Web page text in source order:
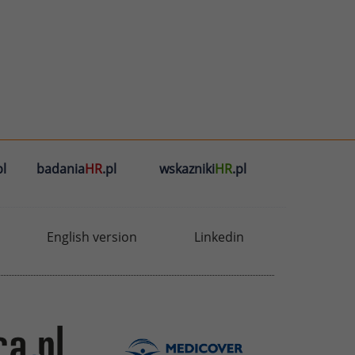
badaniaHR.pl wskaznikiHR.pl
English version Linkedin